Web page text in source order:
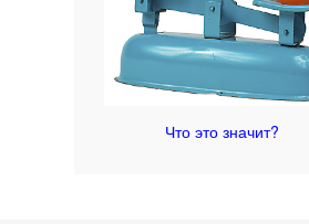
Что это значит?